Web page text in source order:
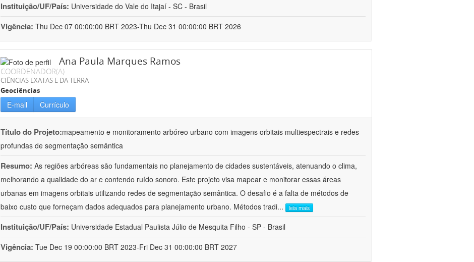
Instituição/UF/País: Universidade do Vale do Itajaí - SC - Brasil
Vigência: Thu Dec 07 00:00:00 BRT 2023-Thu Dec 31 00:00:00 BRT 2026
Ana Paula Marques Ramos
COORDENADOR(A)
CIÊNCIAS EXATAS E DA TERRA
Geociências
E-mail Currículo
Título do Projeto:mapeamento e monitoramento arbóreo urbano com imagens orbitais multiespectrais e redes
profundas de segmentação semântica
Resumo: As regiões arbóreas são fundamentais no planejamento de cidades sustentáveis, atenuando o clima,
melhorando a qualidade do ar e contendo ruído sonoro. Este projeto visa mapear e monitorar essas áreas
urbanas em imagens orbitais utilizando redes de segmentação semântica. O desafio é a falta de métodos de
baixo custo que forneçam dados adequados para planejamento urbano. Métodos tradi... leia mais
Instituição/UF/País: Universidade Estadual Paulista Júlio de Mesquita Filho - SP - Brasil
Vigência: Tue Dec 19 00:00:00 BRT 2023-Fri Dec 31 00:00:00 BRT 2027